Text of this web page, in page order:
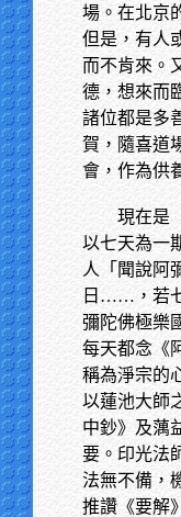
場。在北京
但是，有人
而不肯來。
德，想來而
諸位都是多
賀，隨喜道
會，作為供
現在是
以七天為一
人「聞說阿
日……，若
彌陀佛極樂
每天都念《
稱為淨宗的
以蓮池大師
中鈔》及蕅
要。印光法
法無不備，
推讚《要解